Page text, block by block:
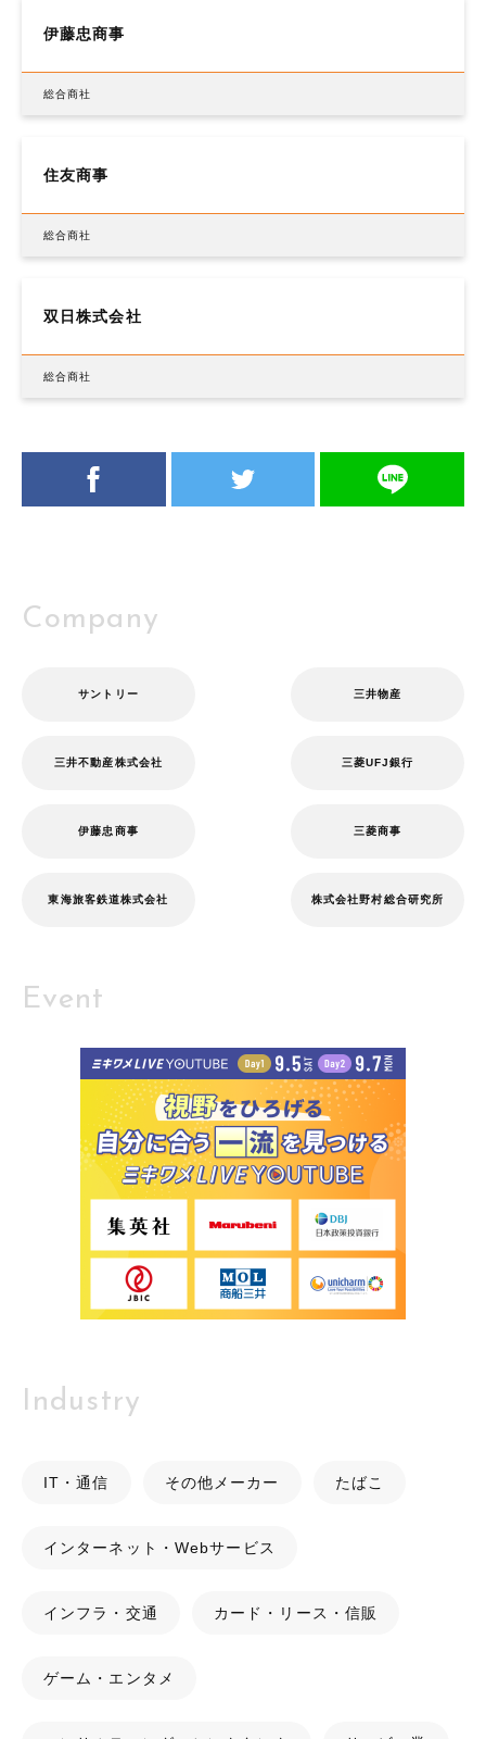
伊藤忠商事
総合商社
住友商事
総合商社
双日株式会社
総合商社
Company
サントリー 三井物産
三井不動産株式会社 三菱UFJ銀行
伊藤忠商事 三菱商事
東海旅客鉄道株式会社 株式会社野村総合研究所
Event
Industry
IT・通信 その他メーカー たばこ
インターネット・Webサービス
インフラ・交通 カード・リース・信販
ゲーム・エンタメ